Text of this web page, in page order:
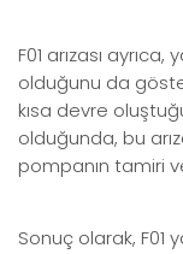
F01 arızası
olduğunu da
kısa devre
olduğunda, bu
pompanın tamiri
Sonuç olarak, F01